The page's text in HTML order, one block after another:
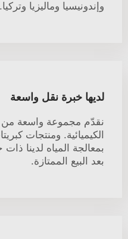
وإندونيسيا وماليزيا وتركيا.
لديها خبرة نقل واسعة
نقدّم مجموعة واسعة من
الكيميائية. ومنتجات
بمعالجة المياه لدينا
بعد البيع الممتازة.